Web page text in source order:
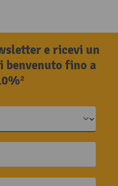
e ricevi un
benvenuto fino a